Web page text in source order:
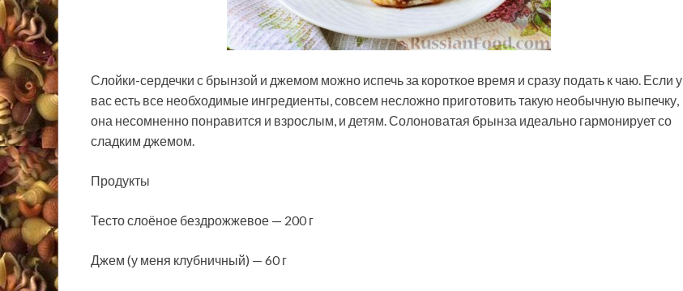
Слойки-сердечки с брынзой и джемом можно испечь за короткое время и сразу подать к чаю. Если у
вас есть все необходимые ингредиенты, совсем несложно приготовить такую необычную выпечку,
она несомненно понравится и взрослым, и детям. Солоноватая брынза идеально гармонирует со
сладким джемом.
Продукты
Тесто слоёное бездрожжевое — 200 г
Джем (у меня клубничный) — 60 г